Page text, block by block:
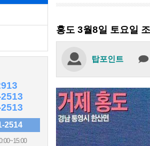
2514
홍도 3월8일 토요일
탑포인트